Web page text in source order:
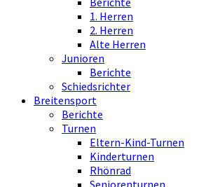
1. Herren
2. Herren
Alte Herren
Junioren
Berichte
Schiedsrichter
Breitensport
Berichte
Turnen
Eltern-Kind-Turnen
Kinderturnen
Rhönrad
Seniorenturnen